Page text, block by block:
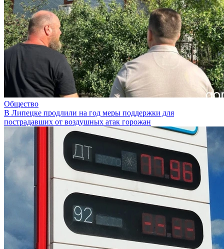
Общество
В Липецке продлили на год меры поддержки для
пострадавших от воздушных атак горожан